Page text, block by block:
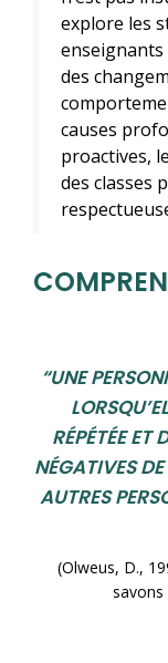
explore les
des
causes
proactives,
des classes
“UNE
RÉPÉTÉE ET
NÉGATIVES
AUTRES
(Olweus, D.,